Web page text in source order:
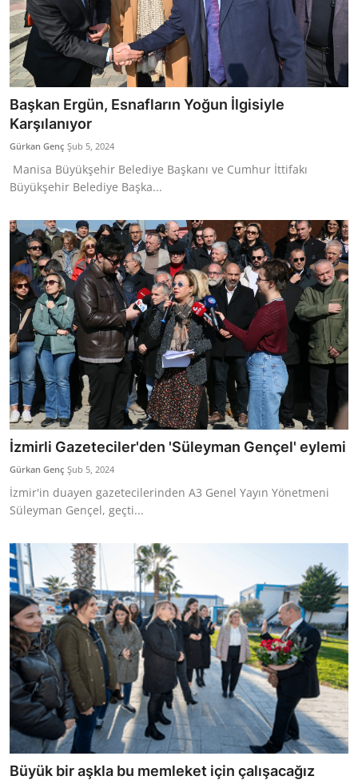
Başkan Ergün, Esnafların Yoğun İlgisiyle
Karşılanıyor
Gürkan Genç Şub 5, 2024
Manisa Büyükşehir Belediye Başkanı ve Cumhur İttifakı
Büyükşehir Belediye Başka...
İzmirli Gazeteciler'den 'Süleyman Gençel' eylemi
Gürkan Genç Şub 5, 2024
İzmir'in duayen gazetecilerinden A3 Genel Yayın Yönetmeni
Süleyman Gençel, geçti...
Büyük bir aşkla bu memleket için çalışacağız